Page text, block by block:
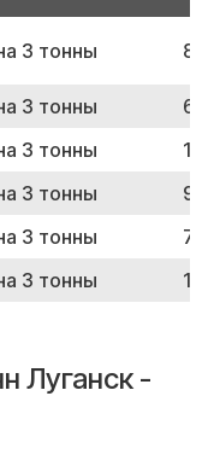
3 тонны
3 тонны
3 тонны
3 тонны
3 тонны
3 тонны
Луганск -